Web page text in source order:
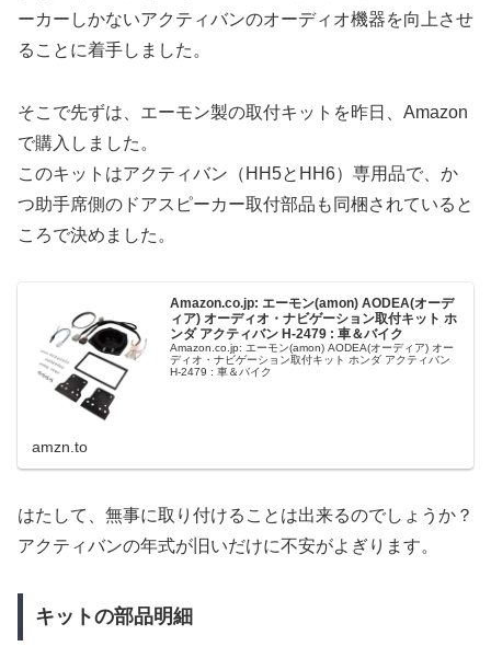
ーカーしかないアクティバンのオーディオ機器を向上させ
ることに着手しました。
そこで先ずは、エーモン製の取付キットを昨日、Amazon
で購入しました。
このキットはアクティバン（HH5とHH6）専用品で、か
つ助手席側のドアスピーカー取付部品も同梱されていると
ころで決めました。
Amazon.co.jp: エーモン(amon) AODEA(オーデ
ィア) オーディオ・ナビゲーション取付キット ホ
ンダ アクティバン H-2479 : 車＆バイク
Amazon.co.jp: エーモン(amon) AODEA(オーディア) オー
ディオ・ナビゲーション取付キット ホンダ アクティバン
H-2479 : 車＆バイク
amzn.to
はたして、無事に取り付けることは出来るのでしょうか？
アクティバンの年式が旧いだけに不安がよぎります。
キットの部品明細